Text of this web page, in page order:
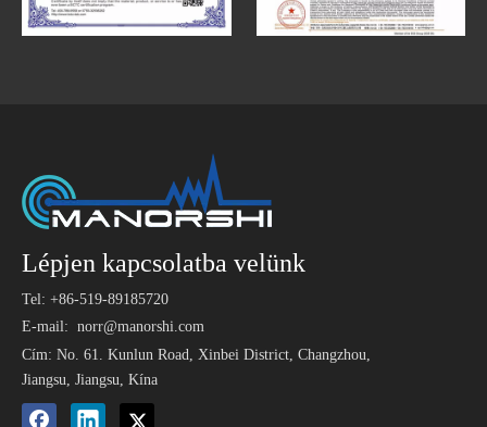
Lépjen kapcsolatba velünk
Tel: +86-519-89185720
E-mail: norr@manorshi.com
Cím: No. 61. Kunlun Road, Xinbei District, Changzhou,
Jiangsu, Jiangsu, Kína